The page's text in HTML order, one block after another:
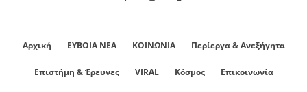
Αρχική ΕΥΒΟΙΑ ΝΕΑ ΚΟΙΝΩΝΙΑ Περίεργα & Ανεξήγητα
Επιστήμη & Έρευνες VIRAL Κόσμος Επικοινωνία